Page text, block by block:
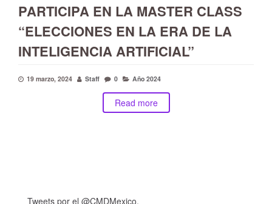
PARTICIPA EN LA MASTER CLASS
“ELECCIONES EN LA ERA DE LA
INTELIGENCIA ARTIFICIAL”
19 marzo, 2024 Staff 0 Año 2024
Read more
Tweets por el @CMDMexico.